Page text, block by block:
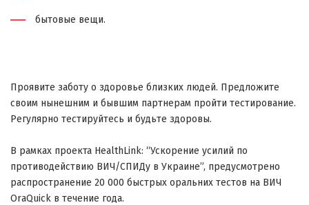
бытовые вещи.
Проявите заботу о здоровье близких людей. Предложите
своим нынешним и бывшим партнерам пройти тестирование.
Регулярно тестируйтесь и будьте здоровы.
В рамках проекта HealthLink: “Ускорение усилий по
противодействию ВИЧ/СПИДу в Украине”, предусмотрено
распространение 20 000 быстрых оральних тестов на ВИЧ
OraQuick в течение года.